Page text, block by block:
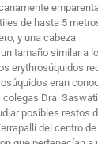
de hasta 5
y una cabeza
tamaño similar a
erythrosúquidos
eran
colegas Dra. Saswati
posibles restos
del centro de